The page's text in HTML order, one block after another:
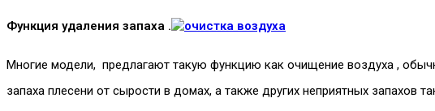
Функция удаления запаха .
Многие модели, предлагают такую функцию как очищение воздуха ,
запаха плесени от сырости в домах, а также других неприятных запахов